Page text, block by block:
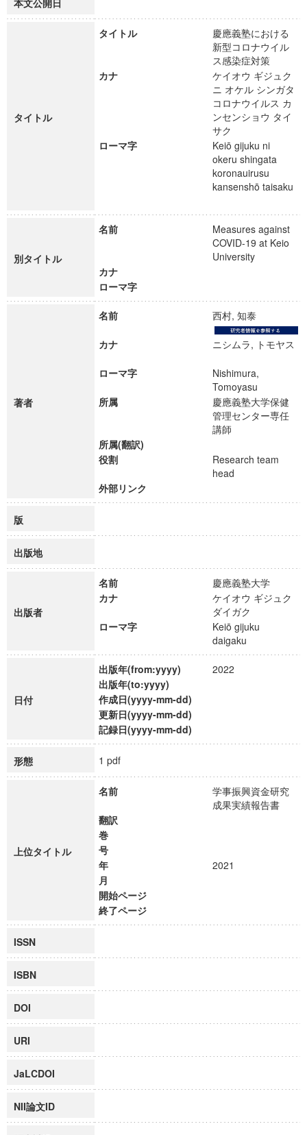
本文公開日
タイトル
タイトル
慶應義塾における
新型コロナウイル
ス感染症対策
カナ
ケイオウ ギジュク
ニ オケル シンガタ
コロナウイルス カ
ンセンショウ タイ
サク
ローマ字
Keiō gijuku ni
okeru shingata
koronauirusu
kansenshō taisaku
別タイトル
名前
Measures against
COVID-19 at Keio
University
カナ
ローマ字
著者
名前 西村, 知泰
カナ ニシムラ, トモヤス
ローマ字
Nishimura,
Tomoyasu
所属
慶應義塾大学保健
管理センター専任
講師
所属(翻訳)
役割
Research team
head
外部リンク
版
出版地
出版者
名前
慶應義塾大学
カナ
ケイオウ ギジュク
ダイガク
ローマ字
Keiō gijuku
daigaku
日付
出版年(from:yyyy)
2022
出版年(to:yyyy)
作成日(yyyy-mm-dd)
更新日(yyyy-mm-dd)
記録日(yyyy-mm-dd)
形態 1 pdf
上位タイトル
名前
学事振興資金研究
成果実績報告書
翻訳
巻
号
年
2021
月
開始ページ
終了ページ
ISSN
ISBN
DOI
URI
JaLCDOI
NII論文ID